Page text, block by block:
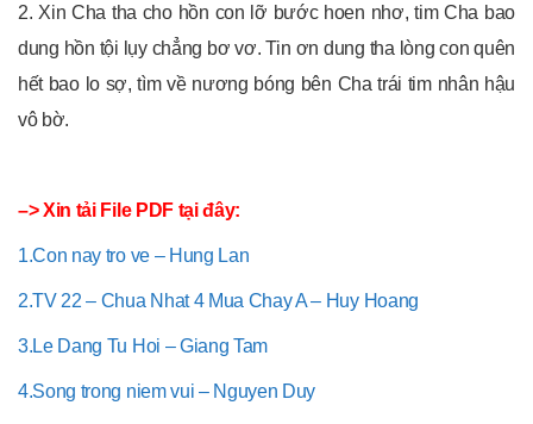
2. Xin Cha tha cho hồn con lỡ bước hoen nhơ, tim Cha bao
dung hồn tội lụy chẳng bơ vơ. Tin ơn dung tha lòng con quên
hết bao lo sợ, tìm về nương bóng bên Cha trái tim nhân hậu
vô bờ.
–> Xin tải File PDF tại đây:
1.Con nay tro ve – Hung Lan
2.TV 22 – Chua Nhat 4 Mua Chay A – Huy Hoang
3.Le Dang Tu Hoi – Giang Tam
4.Song trong niem vui – Nguyen Duy